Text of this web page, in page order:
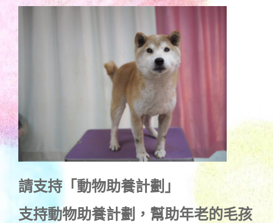
請支持「動物助養計劃」
支持動物助養計劃，幫助年老的毛孩